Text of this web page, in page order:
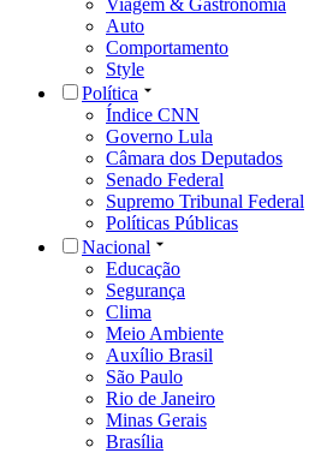
Auto
Comportamento
Style
Política
Índice CNN
Governo Lula
Câmara dos Deputados
Senado Federal
Supremo Tribunal Federal
Políticas Públicas
Nacional
Educação
Segurança
Clima
Meio Ambiente
Auxílio Brasil
São Paulo
Rio de Janeiro
Minas Gerais
Brasília